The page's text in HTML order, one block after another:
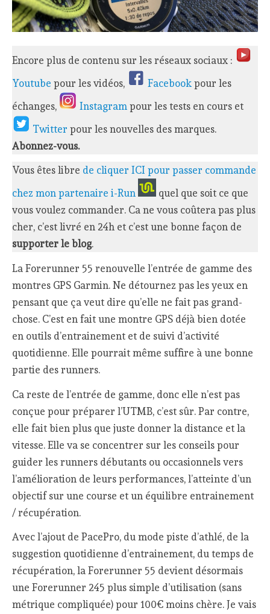
Encore plus de contenu sur les réseaux sociaux :
Youtube pour les vidéos, Facebookpour les
échanges,
Instagrampour les tests en cours et
Twitterpour les nouvelles des marques.
Abonnez-vous.
Vous êtes libre de cliquer ICI pour passer commande
chez mon partenaire i-Run
quel que soit ce que
vous voulez commander. Ca ne vous coûtera pas plus
cher, c’est livré en 24h et c’est une bonne façon de
supporter le blog.
La Forerunner 55 renouvelle l’entrée de gamme des
montres GPS Garmin. Ne détournez pas les yeux en
pensant que ça veut dire qu’elle ne fait pas grand-
chose. C’est en fait une montre GPS déjà bien dotée
en outils d’entrainement et de suivi d’activité
quotidienne. Elle pourrait même suffire à une bonne
partie des runners.
Ca reste de l’entrée de gamme, donc elle n’est pas
conçue pour préparer l’UTMB, c’est sûr. Par contre,
elle fait bien plus que juste donner la distance et la
vitesse. Elle va se concentrer sur les conseils pour
guider les runners débutants ou occasionnels vers
l’amélioration de leurs performances, l’atteinte d’un
objectif sur une course et un équilibre entrainement
/ récupération.
Avec l’ajout de PacePro, du mode piste d’athlé, de la
suggestion quotidienne d’entrainement, du temps de
récupération, la Forerunner 55 devient désormais
une Forerunner 245 plus simple d’utilisation (sans
métrique compliquée) pour 100€ moins chère. Je vais